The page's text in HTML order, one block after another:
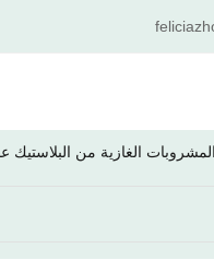
الغازية من البلاستيك عصير الحليب 500 مل مع نهايات